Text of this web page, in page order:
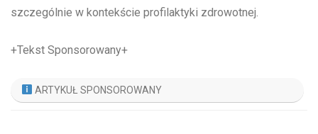
szczególnie w kontekście profilaktyki zdrowotnej.
+Tekst Sponsorowany+
ARTYKUŁ SPONSOROWANY